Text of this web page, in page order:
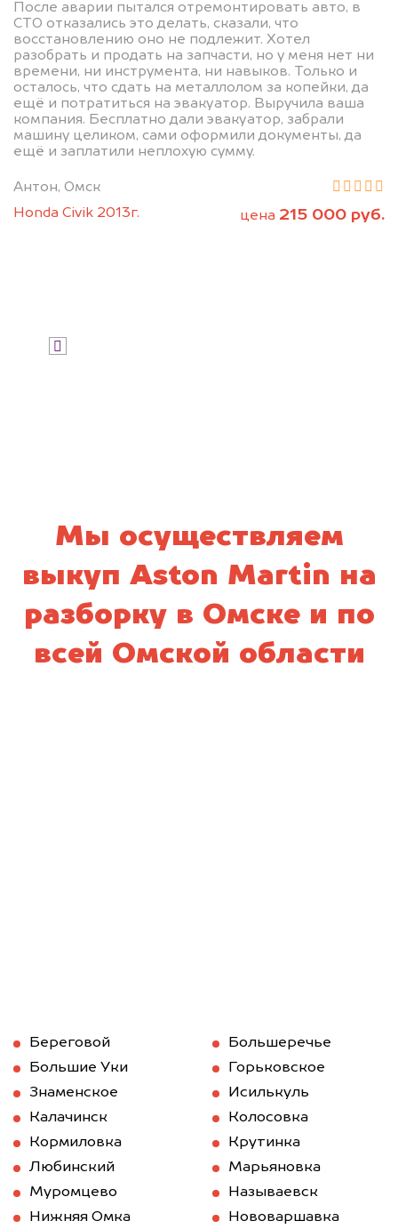
После аварии пытался отремонтировать авто, в
СТО отказались это делать, сказали, что
восстановлению оно не подлежит. Хотел
разобрать и продать на запчасти, но у меня нет ни
времени, ни инструмента, ни навыков. Только и
осталось, что сдать на металлолом за копейки, да
ещё и потратиться на эвакуатор. Выручила ваша
компания. Бесплатно дали эвакуатор, забрали
машину целиком, сами оформили документы, да
ещё и заплатили неплохую сумму.
Антон, Омск
Honda Civik 2013г.
цена 215 000 руб.
Узнайте стоимость автомобиля на
разборку.
Мы купим ваше авто на 20.000 руб.
дороже, чем предлагают на
автоаукционах.
Мы осуществляем
выкуп Aston Martin на
разборку в Омске и по
всей Омской области
Береговой
Большеречье
Большие Уки
Горьковское
Знаменское
Исилькуль
Калачинск
Колосовка
Кормиловка
Крутинка
Любинский
Марьяновка
Муромцево
Называевск
Нижняя Омка
Нововаршавка